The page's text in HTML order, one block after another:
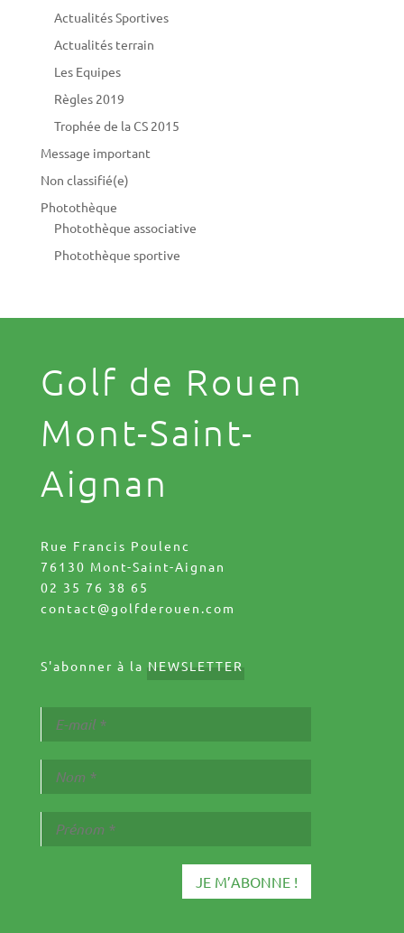
Actualités Sportives
Actualités terrain
Les Equipes
Règles 2019
Trophée de la CS 2015
Message important
Non classifié(e)
Photothèque
Photothèque associative
Photothèque sportive
Golf de Rouen
Mont-Saint-
Aignan
Rue Francis Poulenc
76130 Mont-Saint-Aignan
02 35 76 38 65
contact@golfderouen.com
S'abonner à la NEWSLETTER